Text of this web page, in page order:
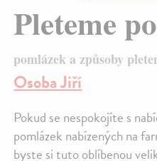
Pleteme
pomlázek a způsoby
Osoba Jiří
Pokud se nespokojíte s
pomlázek nabízených na
byste si tuto oblíbenou